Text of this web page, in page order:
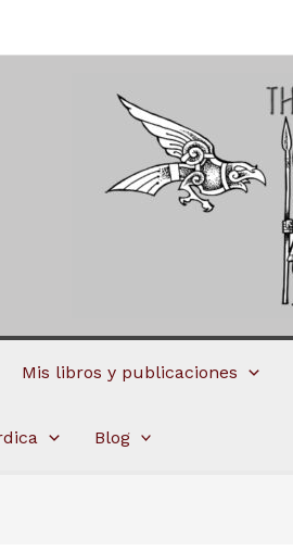
Mis libros y publicaciones
Blog